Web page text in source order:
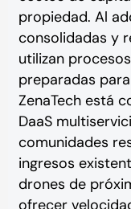
propiedad. Al
consolidadas y
utilizan
preparadas
ZenaTech está
DaaS
comunidades
ingresos
drones de
ofrecer